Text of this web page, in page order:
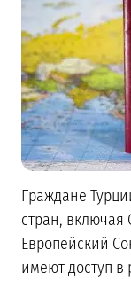
Граждане
стран,
Европейский
имеют доступ в